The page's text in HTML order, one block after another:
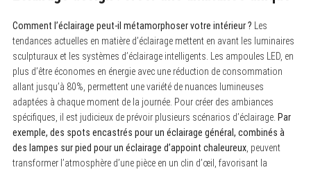
Comment l’éclairage peut-il métamorphoser votre intérieur ? Les
tendances actuelles en matière d’éclairage mettent en avant les luminaires
sculpturaux et les systèmes d’éclairage intelligents. Les ampoules LED, en
plus d’être économes en énergie avec une réduction de consommation
allant jusqu’à 80%, permettent une variété de nuances lumineuses
adaptées à chaque moment de la journée. Pour créer des ambiances
spécifiques, il est judicieux de prévoir plusieurs scénarios d’éclairage. Par
exemple, des spots encastrés pour un éclairage général, combinés à
des lampes sur pied pour un éclairage d’appoint chaleureux, peuvent
transformer l’atmosphère d’une pièce en un clin d’œil, favorisant la